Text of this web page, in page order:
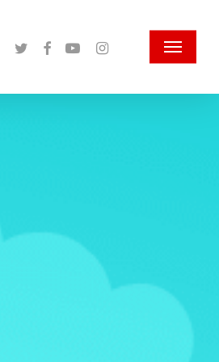
TwitterFacebook
YoutubeInstagram Menu